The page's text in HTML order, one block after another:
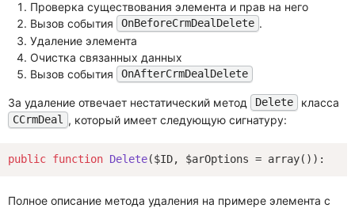
Проверка существования элемента и прав на него
Вызов события
OnBeforeCrmDealDelete .
Удаление элемента
Очистка связанных данных
Вызов события
OnAfterCrmDealDelete
За удаление отвечает нестатический метод Delete класса
CCrmDeal , который имеет следующую сигнатуру:
public function Delete($ID, $arOptions = array() ) :
Полное описание метода удаления на примере элемента с